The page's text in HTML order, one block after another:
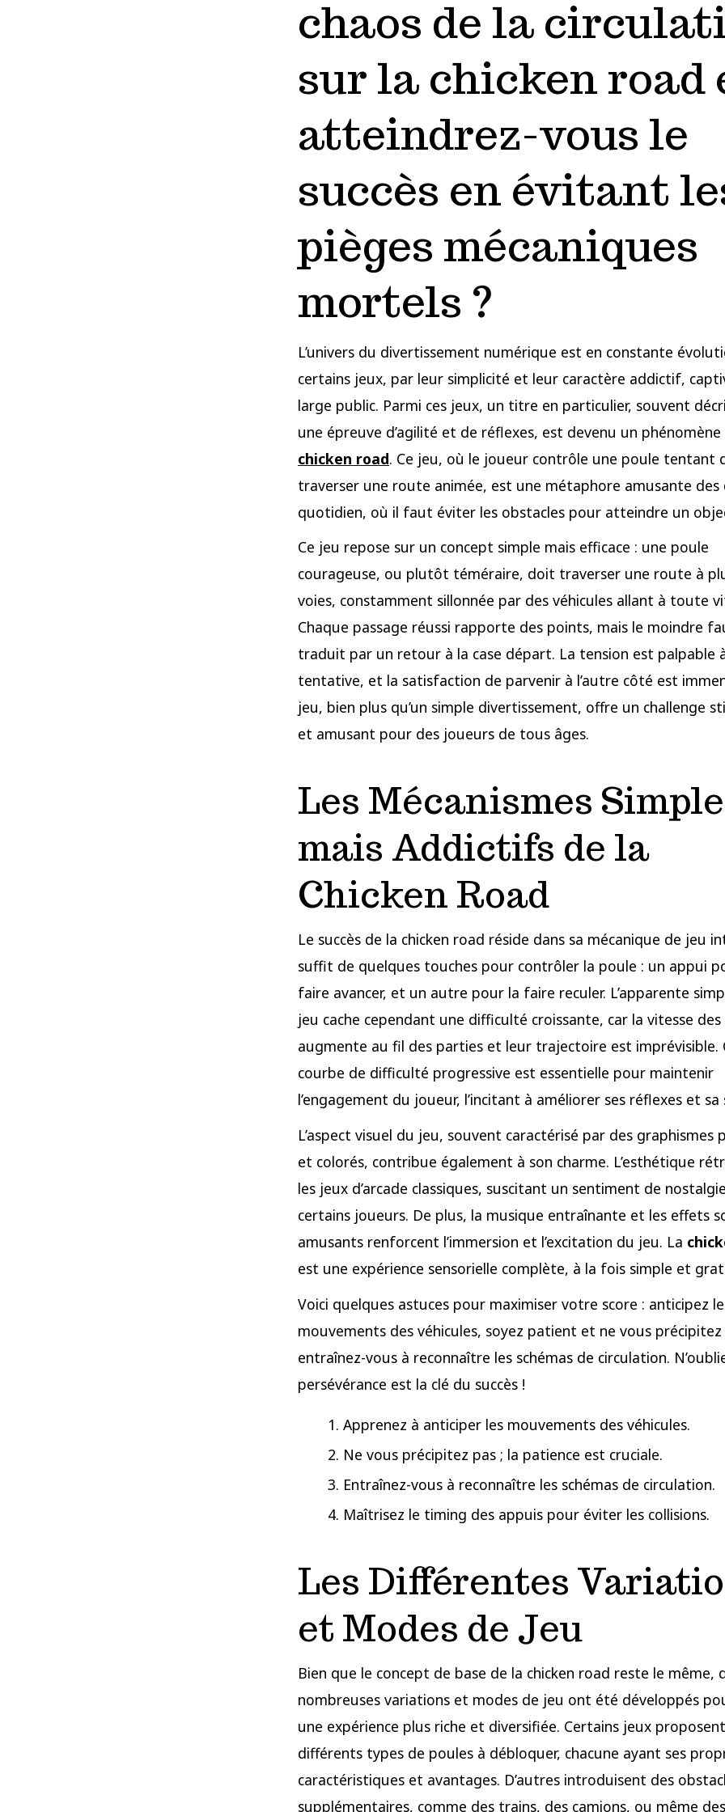
chaos de la
sur la chicken road
atteindrez-vous le
succès en évitant
pièges mécaniques
mortels ?
L’univers du divertissement numérique est en constante
certains jeux, par leur simplicité et leur caractère addictif,
large public. Parmi ces jeux, un titre en particulier, souvent
une épreuve d’agilité et de réflexes, est devenu un phénomène
chicken road. Ce jeu, où le joueur contrôle une poule tentant
traverser une route animée, est une métaphore amusante des
quotidien, où il faut éviter les obstacles pour atteindre un
Ce jeu repose sur un concept simple mais efficace : une poule
courageuse, ou plutôt téméraire, doit traverser une route à
voies, constamment sillonnée par des véhicules allant à toute
Chaque passage réussi rapporte des points, mais le moindre
traduit par un retour à la case départ. La tension est palpable
tentative, et la satisfaction de parvenir à l’autre côté est
jeu, bien plus qu’un simple divertissement, offre un challenge
et amusant pour des joueurs de tous âges.
Les Mécanismes
mais Addictifs de la
Chicken Road
Le succès de la chicken road réside dans sa mécanique de jeu
suffit de quelques touches pour contrôler la poule : un appui
faire avancer, et un autre pour la faire reculer. L’apparente
jeu cache cependant une difficulté croissante, car la vitesse des
augmente au fil des parties et leur trajectoire est imprévisible.
courbe de difficulté progressive est essentielle pour maintenir
l’engagement du joueur, l’incitant à améliorer ses réflexes et
L’aspect visuel du jeu, souvent caractérisé par des graphismes
et colorés, contribue également à son charme. L’esthétique
les jeux d’arcade classiques, suscitant un sentiment de
certains joueurs. De plus, la musique entraînante et les effets
amusants renforcent l’immersion et l’excitation du jeu. La
est une expérience sensorielle complète, à la fois simple et
Voici quelques astuces pour maximiser votre score : anticipez
mouvements des véhicules, soyez patient et ne vous
entraînez-vous à reconnaître les schémas de circulation.
persévérance est la clé du succès !
Apprenez à anticiper les mouvements des véhicules.
Ne vous précipitez pas ; la patience est cruciale.
Entraînez-vous à reconnaître les schémas de circulation.
Maîtrisez le timing des appuis pour éviter les collisions.
Les Différentes
et Modes de Jeu
Bien que le concept de base de la chicken road reste le même,
nombreuses variations et modes de jeu ont été développés
une expérience plus riche et diversifiée. Certains jeux proposent
différents types de poules à débloquer, chacune ayant ses
caractéristiques et avantages. D’autres introduisent des
supplémentaires, comme des trains, des camions, ou même